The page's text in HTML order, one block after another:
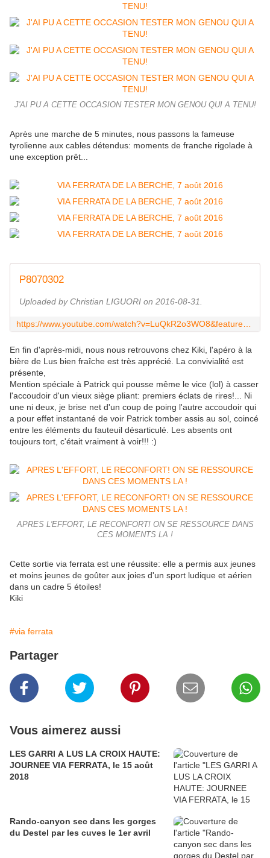
J'AI PU A CETTE OCCASION TESTER MON GENOU QUI A TENU!
Après une marche de 5 minutes, nous passons la fameuse
tyrolienne aux cables détendus: moments de franche rigolade à
une exception prêt...
P8070302
Uploaded by Christian LIGUORI on 2016-08-31.
En fin d'après-midi, nous nous retrouvons chez Kiki, l'apéro à la
bière de Lus bien fraîche est très apprécié. La convivialité est
présente,
Mention spéciale à Patrick qui pousse même le vice (lol) à casser
l'accoudoir d'un vieux siège pliant: premiers éclats de rires!... Ni
une ni deux, je brise net d'un coup de poing l'autre accoudoir qui
a pour effet instantané de voir Patrick tomber assis au sol, coincé
entre les éléments du fauteuil désarticulé. Les absents ont
toujours tort, c'était vraiment à voir!!! :)
APRES L'EFFORT, LE RECONFORT! ON SE RESSOURCE DANS
CES MOMENTS LA !
Cette sortie via ferrata est une réussite: elle a permis aux jeunes
et moins jeunes de goûter aux joies d'un sport ludique et aérien
dans un cadre 5 étoiles!
Kiki
#via ferrata
Partager
Vous aimerez aussi
LES GARRI A LUS LA CROIX HAUTE:
JOURNEE VIA FERRATA, le 15 août
2018
Rando-canyon sec dans les gorges
du Destel par les cuves le 1er avril